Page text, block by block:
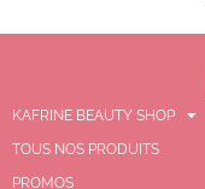
KAFRINE BEAUTY SHOP
TOUS NOS PRODUITS
PROMOS